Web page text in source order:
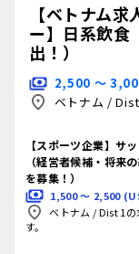
【ベトナム
ー】日系飲食
出！）
2,500 〜
ベトナム /Dist
【スポーツ企業】サ
（経営者候補・将来
を募集！）
1,500 〜 2,500
ベトナム /Dist 1の
す。